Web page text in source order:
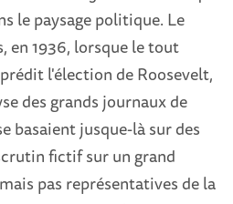
le paysage politique. Le
en 1936, lorsque le tout
l'élection de Roosevelt,
des grands journaux de
basaient jusque-là sur des
fictif sur un grand
pas représentatives de la